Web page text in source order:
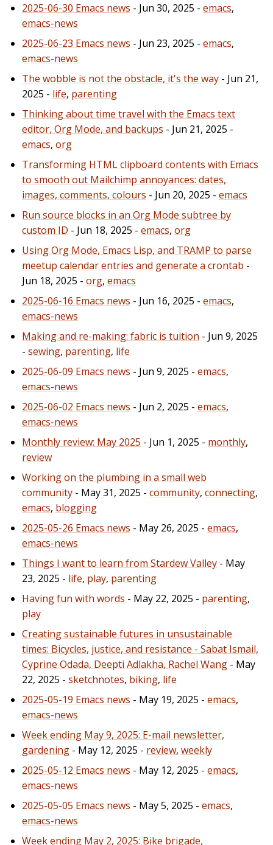
2025-06-30 Emacs news - Jun 30, 2025 - emacs,
emacs-news
2025-06-23 Emacs news - Jun 23, 2025 - emacs,
emacs-news
The wobble is not the obstacle, it's the way - Jun 21,
2025 - life, parenting
Thinking about time travel with the Emacs text
editor, Org Mode, and backups - Jun 21, 2025 -
emacs, org
Transforming HTML clipboard contents with Emacs
to smooth out Mailchimp annoyances: dates,
images, comments, colours - Jun 20, 2025 - emacs
Run source blocks in an Org Mode subtree by
custom ID - Jun 18, 2025 - emacs, org
Using Org Mode, Emacs Lisp, and TRAMP to parse
meetup calendar entries and generate a crontab -
Jun 18, 2025 - org, emacs
2025-06-16 Emacs news - Jun 16, 2025 - emacs,
emacs-news
Making and re-making: fabric is tuition - Jun 9, 2025
- sewing, parenting, life
2025-06-09 Emacs news - Jun 9, 2025 - emacs,
emacs-news
2025-06-02 Emacs news - Jun 2, 2025 - emacs,
emacs-news
Monthly review: May 2025 - Jun 1, 2025 - monthly,
review
Working on the plumbing in a small web
community - May 31, 2025 - community, connecting,
emacs, blogging
2025-05-26 Emacs news - May 26, 2025 - emacs,
emacs-news
Things I want to learn from Stardew Valley - May
23, 2025 - life, play, parenting
Having fun with words - May 22, 2025 - parenting,
play
Creating sustainable futures in unsustainable
times: Bicycles, justice, and resistance - Sabat Ismail,
Cyprine Odada, Deepti Adlakha, Rachel Wang - May
22, 2025 - sketchnotes, biking, life
2025-05-19 Emacs news - May 19, 2025 - emacs,
emacs-news
Week ending May 9, 2025: E-mail newsletter,
gardening - May 12, 2025 - review, weekly
2025-05-12 Emacs news - May 12, 2025 - emacs,
emacs-news
2025-05-05 Emacs news - May 5, 2025 - emacs,
emacs-news
Week ending May 2, 2025: Bike brigade,